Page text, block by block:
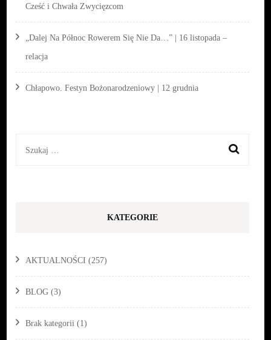
Cześć i Chwała Zwycięzcom
„Dalej Na Północ Rowerem Się Nie Da…” | 16 listopada –
relacja
Chłapowo. Festyn Bożonarodzeniowy | 12 grudnia
Szukaj:
KATEGORIE
AKTUALNOŚCI (257)
BLOG (3)
Brak kategorii (1)